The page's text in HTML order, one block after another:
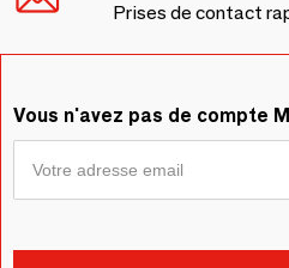
Prises de contact
Vous n'avez pas de compte